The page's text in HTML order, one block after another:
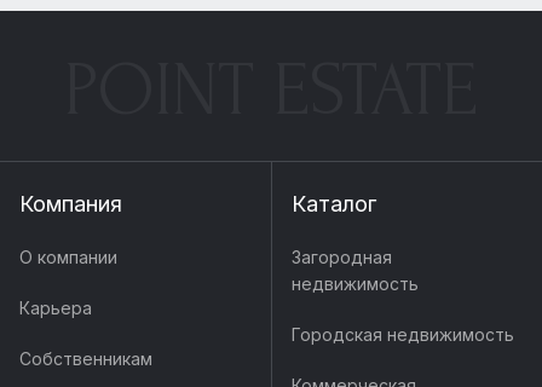
Компания
О компании
Карьера
Собственникам
Каталог
Загородная
недвижимость
Городская недвижимость